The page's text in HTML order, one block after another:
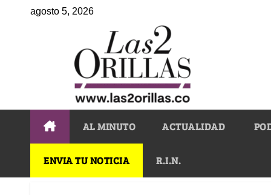
agosto 5, 2026
AL MINUTO ACTUALIDAD
ENVIA TU NOTICIA R.I.N.